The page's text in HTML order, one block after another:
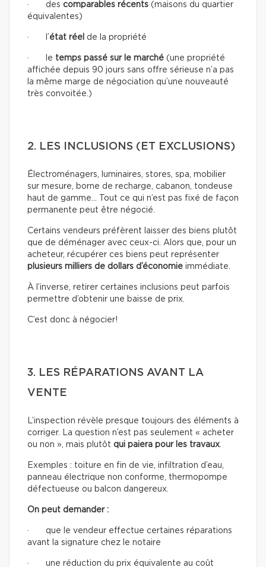
· des comparables récents (maisons du quartier
équivalentes)
· l’état réel de la propriété
· le temps passé sur le marché (une propriété
affichée depuis 90 jours sans offre sérieuse n’a pas
la même marge de négociation qu’une nouveauté
très convoitée.)
2. LES INCLUSIONS (ET EXCLUSIONS)
Électroménagers, luminaires, stores, spa, mobilier
sur mesure, borne de recharge, cabanon, tondeuse
haut de gamme… Tout ce qui n’est pas fixé de façon
permanente peut être négocié.
Certains vendeurs préfèrent laisser des biens plutôt
que de déménager avec ceux-ci. Alors que, pour un
acheteur, récupérer ces biens peut représenter
plusieurs milliers de dollars d’économie immédiate.
À l’inverse, retirer certaines inclusions peut parfois
permettre d’obtenir une baisse de prix.
C’est donc à négocier!
3. LES RÉPARATIONS AVANT LA
VENTE
L’inspection révèle presque toujours des éléments à
corriger. La question n’est pas seulement « acheter
ou non », mais plutôt qui paiera pour les travaux.
Exemples : toiture en fin de vie, infiltration d’eau,
panneau électrique non conforme, thermopompe
défectueuse ou balcon dangereux.
On peut demander :
· que le vendeur effectue certaines réparations
avant la signature chez le notaire
· une réduction du prix équivalente au coût